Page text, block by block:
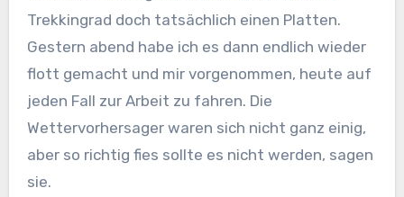
Trekkingrad doch tatsächlich einen Platten.
Gestern abend habe ich es dann endlich wieder
flott gemacht und mir vorgenommen, heute auf
jeden Fall zur Arbeit zu fahren. Die
Wettervorhersager waren sich nicht ganz einig,
aber so richtig fies sollte es nicht werden, sagen
sie.